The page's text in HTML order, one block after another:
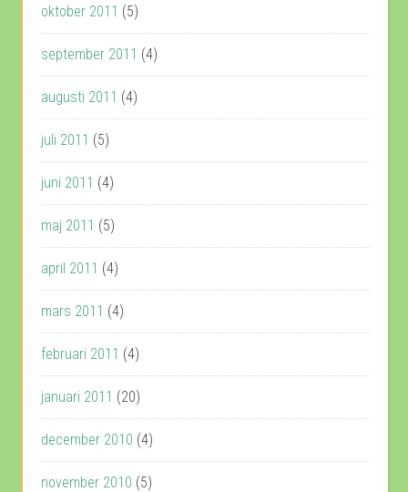
oktober 2011 (5)
september 2011 (4)
augusti 2011 (4)
juli 2011 (5)
juni 2011 (4)
maj 2011 (5)
april 2011 (4)
mars 2011 (4)
februari 2011 (4)
januari 2011 (20)
december 2010 (4)
november 2010 (5)